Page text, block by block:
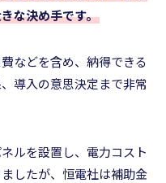
な決め手です。
などを含め、納得できる
導入の意思決定まで非常
ルを設置し、電力コスト
したが、恒電社は補助金